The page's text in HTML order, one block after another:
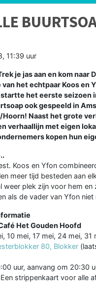
11:39 uur
je jas aan en kom
het echtpaar Koos en
het eerste seizoen
ook gespeeld in
Naast het grote
verhaallijn met eigen
kopen hun
Koos en Yfon
meer tijd besteden aan
weer plek zijn voor hem
als de vader van Yfon
Het Gouden Hoofd
10 mei, 17 mei, 24 mei, 31
80, Blokker
uur, aanvang om 20:30
strippenkaart voor alle